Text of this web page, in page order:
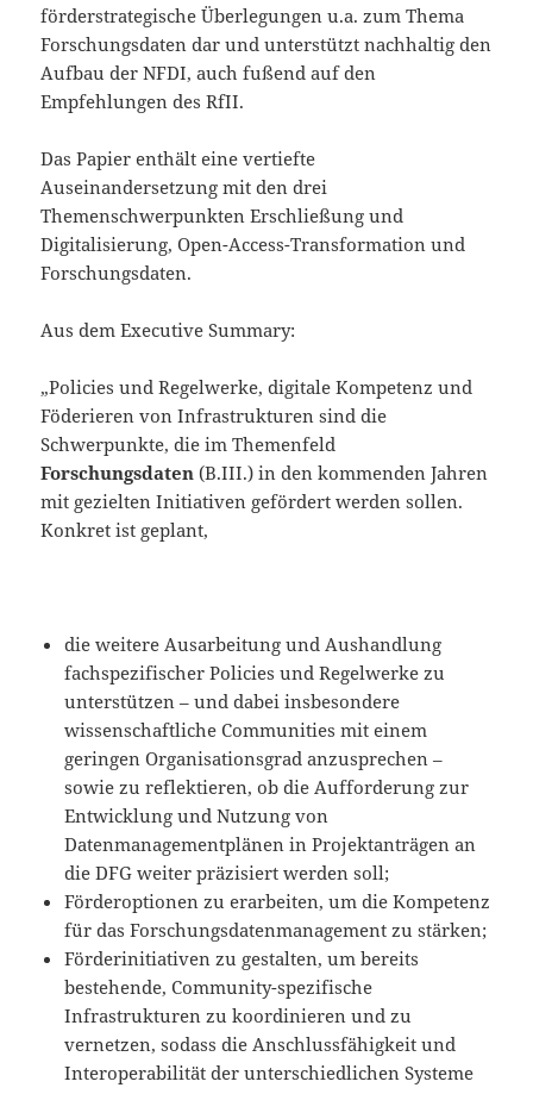
förderstrategische Überlegungen u.a. zum Thema
Forschungsdaten dar und unterstützt nachhaltig den
Aufbau der NFDI, auch fußend auf den
Empfehlungen des RfII.
Das Papier enthält eine vertiefte
Auseinandersetzung mit den drei
Themenschwerpunkten Erschließung und
Digitalisierung, Open-Access-Transformation und
Forschungsdaten.
Aus dem Executive Summary:
„Policies und Regelwerke, digitale Kompetenz und
Föderieren von Infrastrukturen sind die
Schwerpunkte, die im Themenfeld
Forschungsdaten (B.III.) in den kommenden Jahren
mit gezielten Initiativen gefördert werden sollen.
Konkret ist geplant,
die weitere Ausarbeitung und Aushandlung
fachspezifischer Policies und Regelwerke zu
unterstützen – und dabei insbesondere
wissenschaftliche Communities mit einem
geringen Organisationsgrad anzusprechen –
sowie zu reflektieren, ob die Aufforderung zur
Entwicklung und Nutzung von
Datenmanagementplänen in Projektanträgen an
die DFG weiter präzisiert werden soll;
Förderoptionen zu erarbeiten, um die Kompetenz
für das Forschungsdatenmanagement zu stärken;
Förderinitiativen zu gestalten, um bereits
bestehende, Community-spezifische
Infrastrukturen zu koordinieren und zu
vernetzen, sodass die Anschlussfähigkeit und
Interoperabilität der unterschiedlichen Systeme